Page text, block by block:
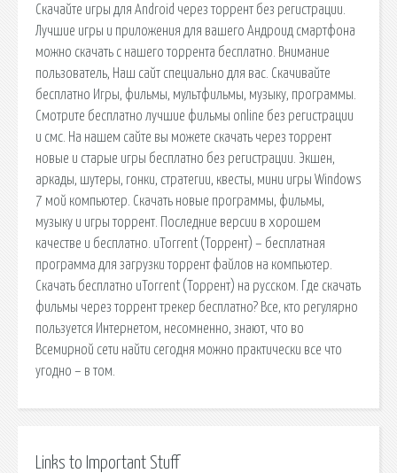
Скачайте игры для Android через торрент без регистрации.
Лучшие игры и приложения для вашего Андроид смартфона
можно скачать с нашего торрента бесплатно. Внимание
пользователь, Наш сайт специально для вас. Скачивайте
бесплатно Игры, фильмы, мультфильмы, музыку, программы.
Смотрите бесплатно лучшие фильмы online без регистрации
и смс. На нашем сайте вы можете скачать через торрент
новые и старые игры бесплатно без регистрации. Экшен,
аркады, шутеры, гонки, стратегии, квесты, мини игры Windows
7 мой компьютер. Скачать новые программы, фильмы,
музыку и игры торрент. Последние версии в хорошем
качестве и бесплатно. uTorrent (Торрент) – бесплатная
программа для загрузки торрент файлов на компьютер.
Скачать бесплатно uTorrent (Торрент) на русском. Где скачать
фильмы через торрент трекер бесплатно? Все, кто регулярно
пользуется Интернетом, несомненно, знают, что во
Всемирной сети найти сегодня можно практически все что
угодно – в том.
Links to Important Stuff